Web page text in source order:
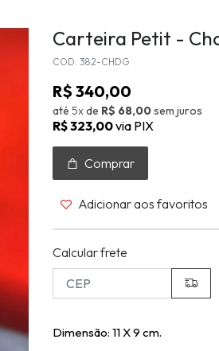
Carteira Petit -
COD: 382-CHDG
R$ 340,00
até 5xde R$ 68,00sem juros
R$ 323,00via PIX
Comprar
Adicionar aos favoritos
Calcular frete
Dimensão: 11 X 9 cm.